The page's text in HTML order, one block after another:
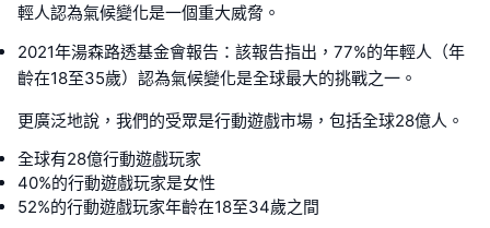
輕人認為氣候變化是一個重大威脅。
2021年湯森路透基金會報告：該報告指出，77%的年輕人（年
齡在18至35歲）認為氣候變化是全球最大的挑戰之一。
更廣泛地說，我們的受眾是行動遊戲市場，包括全球28億人。
全球有28億行動遊戲玩家
40%的行動遊戲玩家是女性
52%的行動遊戲玩家年齡在18至34歲之間